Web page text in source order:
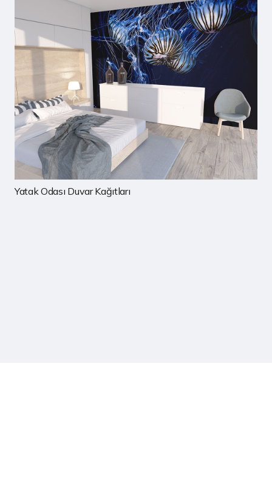
Yatak Odası Duvar Kağıtları